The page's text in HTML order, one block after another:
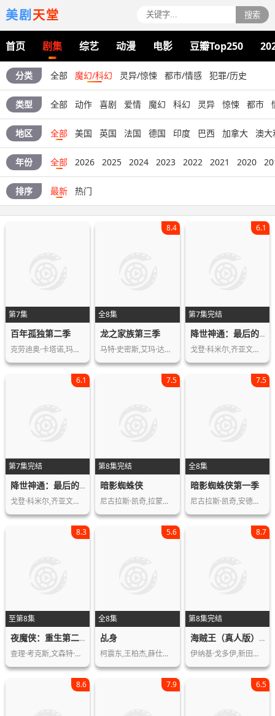
美剧天堂 搜索
首页 剧集 综艺 动漫 电影 豆瓣Top250
分类 全部 魔幻/科幻 灵异/惊悚 都市/情感 犯罪/历史
类型 全部 动作 喜剧 爱情 魔幻 科幻 灵异 惊悚 都市
地区 全部 美国 英国 法国 德国 印度 巴西 加拿大 澳大
年份 全部 2026 2025 2024 2023 2022 2021 2020
排序 最新 热门
第7集
百年孤独第二季
克劳迪奥·卡塔诺,玛莉达·索托,罗兰·…
全8集
8.4
龙之家族第三季
马特·史密斯,艾玛·达西,奥利维亚·库…
第7集完结
6.1
降世神通：最后的气宗第二季
戈登·科米尔,齐亚文提奥,伊恩·欧斯利…
第7集完结
6.1
降世神通：最后的气宗（真人版）第二季
戈登·科米尔,齐亚文提奥,伊恩·欧斯利…
第8集完结
7.5
暗影蜘蛛侠
尼古拉斯·凯奇,拉蒙尼·莫里斯,凯伦·…
全8集
7.5
暗影蜘蛛侠第一季
尼古拉斯·凯奇,安德鲁·卡德威尔,李丽…
至第8集
8.3
夜魔侠：重生第二季
查理·考克斯,文森特·多诺费奥,黛博拉…
全8集
5.6
乩身
柯震东,王柏杰,薛仕凌,陈妍霏,杨铭威,…
第8集完结
8.7
海贼王（真人版）第二季
伊纳基·戈多伊,新田真剑佑,埃米莉·拉…
8.6 7.9 6.5